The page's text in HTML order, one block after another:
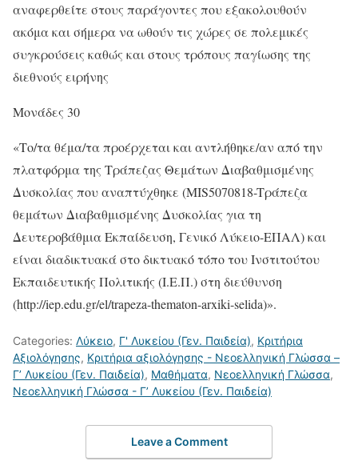
αναφερθείτε στους παράγοντες που εξακολουθούν
ακόμα και σήμερα να ωθούν τις χώρες σε πολεμικές
συγκρούσεις καθώς και στους τρόπους παγίωσης της
διεθνούς ειρήνης
Μονάδες 30
«Το/τα θέμα/τα προέρχεται και αντλήθηκε/αν από την
πλατφόρμα της Τράπεζας Θεμάτων Διαβαθμισμένης
Δυσκολίας που αναπτύχθηκε (MIS5070818-Tράπεζα
θεμάτων Διαβαθμισμένης Δυσκολίας για τη
Δευτεροβάθμια Εκπαίδευση, Γενικό Λύκειο-ΕΠΑΛ) και
είναι διαδικτυακά στο δικτυακό τόπο του Ινστιτούτου
Εκπαιδευτικής Πολιτικής (Ι.Ε.Π.) στη διεύθυνση
(http://iep.edu.gr/el/trapeza-thematon-arxiki-selida)».
Categories: Λύκειο, Γ' Λυκείου (Γεν. Παιδεία), Κριτήρια
Αξιολόγησης, Κριτήρια αξιολόγησης - Νεοελληνική Γλώσσα –
Γ’ Λυκείου (Γεν. Παιδεία), Μαθήματα, Νεοελληνική Γλώσσα,
Νεοελληνική Γλώσσα - Γ’ Λυκείου (Γεν. Παιδεία)
Leave a Comment